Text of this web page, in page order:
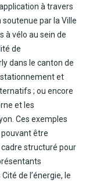
à travers
par la Ville
à vélo au sein de
de
dans le canton de
et
; ou encore
et les
Ces exemples
être
cadre structuré pour
de l’énergie, le